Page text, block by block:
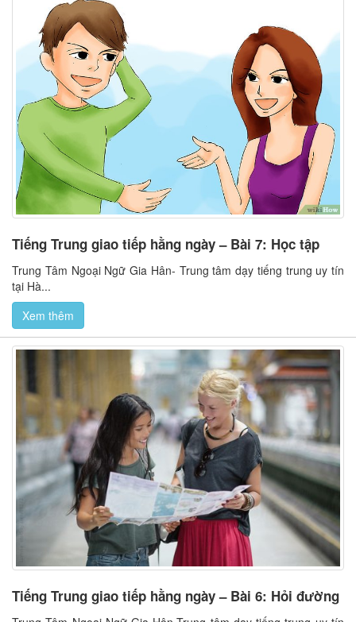
Tiếng Trung giao tiếp hằng ngày – Bài 7: Học tập
Trung Tâm Ngoại Ngữ Gia Hân- Trung tâm dạy tiếng trung uy tín
tại Hà...
Xem thêm
Tiếng Trung giao tiếp hằng ngày – Bài 6: Hỏi đường